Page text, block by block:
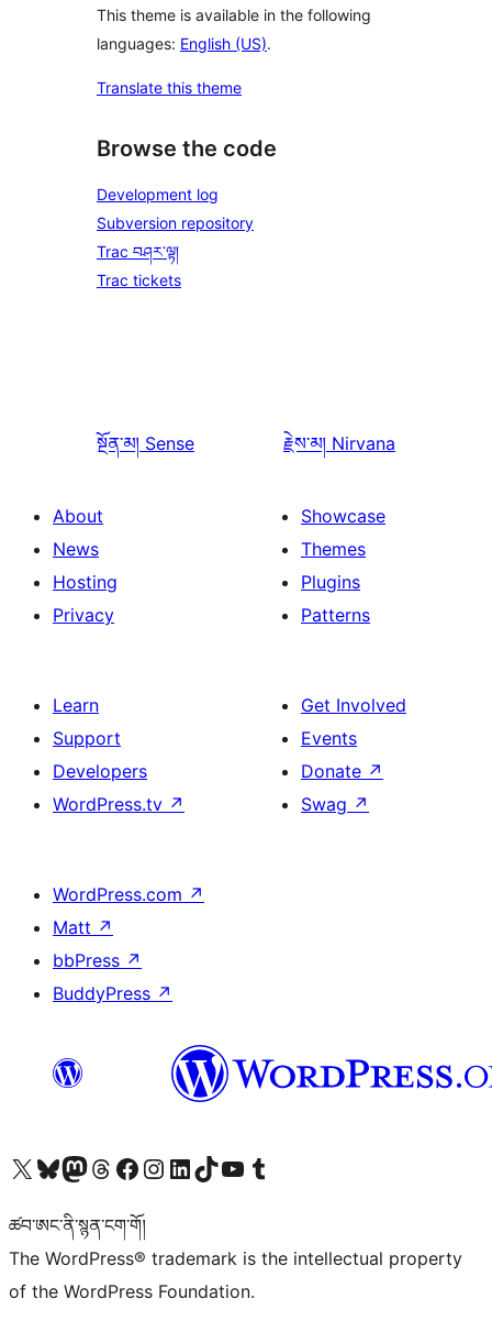
This theme is available in the following
languages: English (US).
Translate this theme
Browse the code
Development log
Subversion repository
Trac བཤར་ལྟ།
Trac tickets
སྔོན་མ། Sense རྗེས་མ། Nirvana
About
News
Hosting
Privacy
Showcase
Themes
Plugins
Patterns
Learn
Support
Developers
WordPress.tv ↗
Get Involved
Events
Donate ↗
Swag ↗
WordPress.com ↗
Matt ↗
bbPress ↗
BuddyPress ↗
Visit our X (formerly Twitter) account
Visit our Bluesky account
Visit our Mastodon account
Visit our Threads account
Visit our Facebook page
Visit our Instagram account
Visit our LinkedIn account
Visit our TikTok account
Visit our YouTube channel
Visit our Tumblr account
ཚབ་ཨང་ནི་སྙན་ངག་གོ།
The WordPress® trademark is the intellectual property
of the WordPress Foundation.